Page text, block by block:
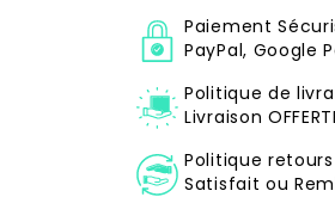
Paiement
PayPal, Google
Politique de
Livraison
Politique retours
Satisfait ou